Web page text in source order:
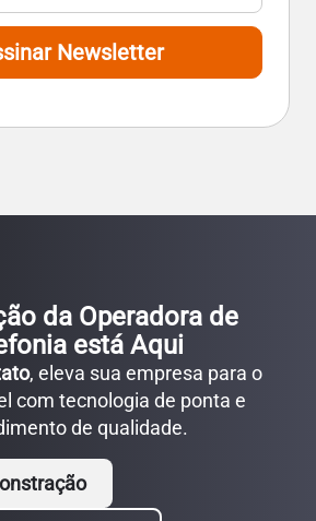
Newsletter
da Operadora de
está Aqui
, eleva sua empresa para o
com tecnologia de ponta e
de qualidade.